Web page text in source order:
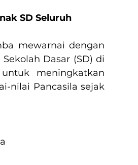
SD Seluruh
mewarnai dengan
Dasar (SD) di
meningkatkan
nilai Pancasila sejak